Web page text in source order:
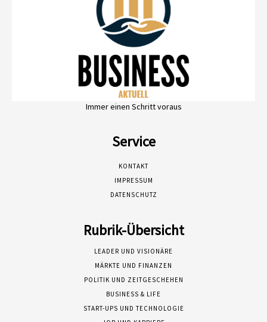
Immer einen Schritt voraus
Service
KONTAKT
IMPRESSUM
DATENSCHUTZ
Rubrik-Übersicht
LEADER UND VISIONÄRE
MÄRKTE UND FINANZEN
POLITIK UND ZEITGESCHEHEN
BUSINESS & LIFE
START-UPS UND TECHNOLOGIE